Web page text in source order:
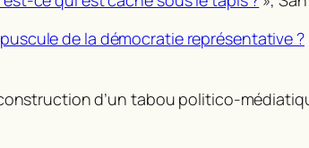
de la démocratie représentative ?
d’un tabou politico-